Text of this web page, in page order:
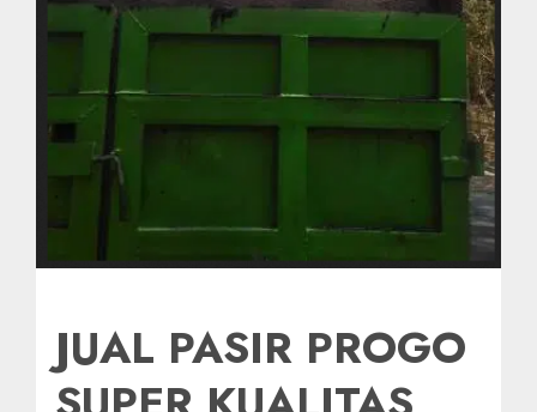
JUAL PASIR PROGO